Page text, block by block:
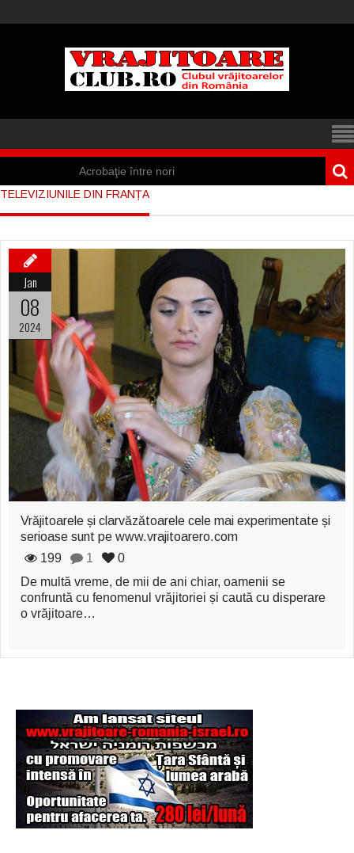
Acrobaţie între nori
Iisus a apărut într-
Marea vânătoare
de vrăjitoare din
Suedia
Vrăjitoare
zburătoare în Mexic
Magia în Thailanda
Madona lacrimilor
din Siracusa
(Silcilia)
Uimitoarea viaţă a
Teresei Neumann
misterios vizitat şi
Vrăjitorul Merlin şi
Şi-a vândut soţia
pentru un ritual de
magie neagră
TELEVIZIUNILE DIN FRANȚA
Jan
08
2024
Vrăjitoarele și clarvăzătoarele cele mai experimentate și
serioase sunt pe www.vrajitoarero.com
199
1
0
De multă vreme, de mii de ani chiar, oamenii se
confruntă cu fenomenul vrăjitoriei și caută cu disperare
o vrăjitoare…